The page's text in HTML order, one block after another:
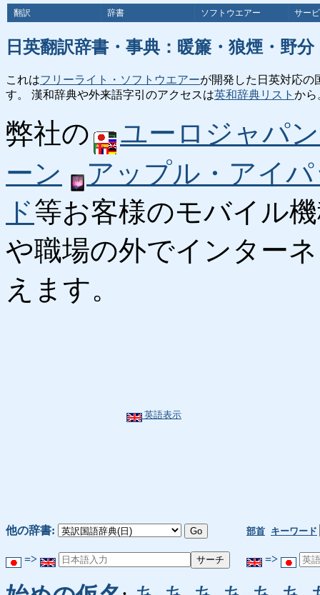
翻訳 辞書 ソフトウエアー サー
日英翻訳辞書・事典：暖簾・狼煙・野分
これはフリーライト・ソフトウエアーが開発した日英対応の
す。 漢和辞典や外来語字引のアクセスは英和辞典リスト から
弊社の
ユーロジャパ
ーン
アップル・アイ
ド等お客様のモバイル
や職場の外でインター
えます。
英語表示
他の辞書: 部首 キーワード
=> =>